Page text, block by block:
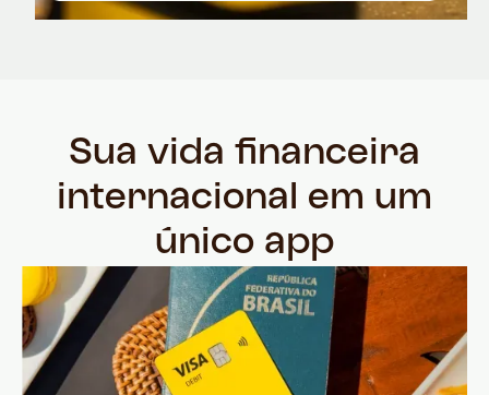
Sua vida financeira
internacional em um
único app